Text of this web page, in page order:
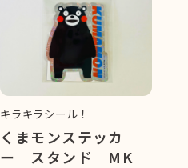
キラキラシール！
くまモンステッカ
ー スタンド MK